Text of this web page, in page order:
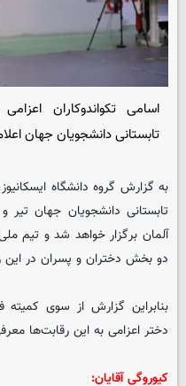
اسامی تکواندوکاران
تابستانی دانشجویان جهان
به گزارش گروه دانشگاه ایسکانیوز
آلمان برگزار خواهد شد و تیم
دو بخش دختران و پسران در
بنابراین گزارش از سوی کمیته
دختر اعزامی به این رقابت‌ها
کیوروگی آقایان: